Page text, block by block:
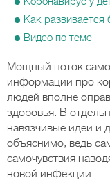
Как развивается
Видео по теме
Мощный поток
информации про
людей вполне
здоровья. В
навязчивые идеи и
объяснимо, ведь
самочувствия
новой инфекции.